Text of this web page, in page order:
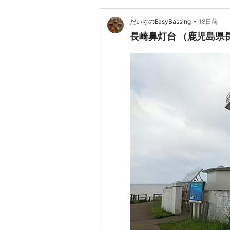
だいぢのEasyBassing • 18日前
長崎鼻灯台 （鹿児島県